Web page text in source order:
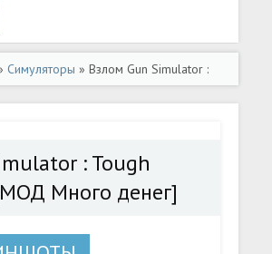
Симуляторы » Взлом Gun Simulator :
Много денег] - полная версия apk на
: Tough
Много денег]